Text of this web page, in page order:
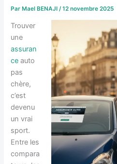
ParMael BENAJI /12 novembre 2025
Trouver
une
assuran
ce auto
pas
chère,
c’est
devenu
un vrai
sport.
Entre les
compara